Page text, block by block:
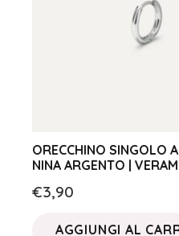
ORECCHINO SINGOLO
NINA ARGENTO |
€3,90
AGGIUNGI AL